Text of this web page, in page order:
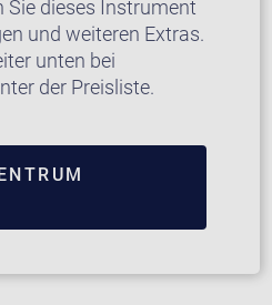
Sie dieses Instrument
und weiteren Extras.
unten bei
der Preisliste.